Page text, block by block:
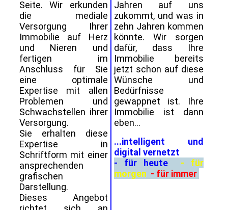
Seite. Wir erkunden
die mediale
Versorgung Ihrer
Immobilie auf Herz
und Nieren und
fertigen im
Anschluss für Sie
eine optimale
Expertise mit allen
Problemen und
Schwachstellen ihrer
Versorgung.
Sie erhalten diese
Expertise in
Schriftform mit einer
ansprechenden
grafischen
Darstellung.
Dieses Angebot
Jahren auf uns
zukommt, und was in
zehn Jahren kommen
könnte. Wir sorgen
dafür, dass Ihre
Immobilie bereits
jetzt schon auf diese
Wünsche und
Bedürfnisse
gewappnet ist. Ihre
Immobilie ist dann
eben...
...intelligent und
digital vernetzt
- für heute
- für
morgen - für immer